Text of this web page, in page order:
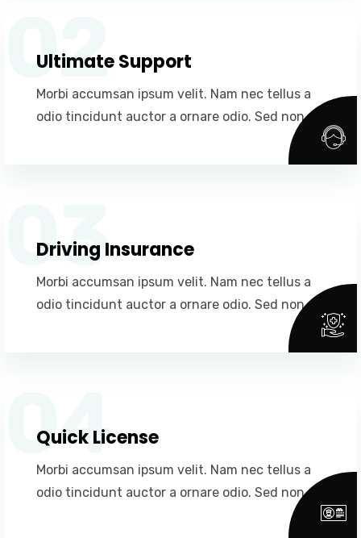
02
Ultimate Support
Morbi accumsan ipsum velit. Nam nec tellus a
odio tincidunt auctor a ornare odio. Sed non.
03
Driving Insurance
Morbi accumsan ipsum velit. Nam nec tellus a
odio tincidunt auctor a ornare odio. Sed non.
04
Quick License
Morbi accumsan ipsum velit. Nam nec tellus a
odio tincidunt auctor a ornare odio. Sed non.